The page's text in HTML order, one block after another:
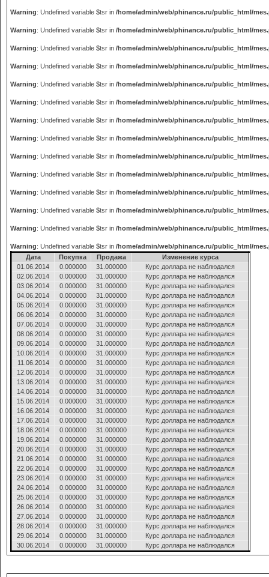
Warning: Undefined variable $tsr in /home/admin/web/phinance.ru/public_html/
Warning: Undefined variable $tsr in /home/admin/web/phinance.ru/public_html/
Warning: Undefined variable $tsr in /home/admin/web/phinance.ru/public_html/
Warning: Undefined variable $tsr in /home/admin/web/phinance.ru/public_html/
Warning: Undefined variable $tsr in /home/admin/web/phinance.ru/public_html/
Warning: Undefined variable $tsr in /home/admin/web/phinance.ru/public_html/
Warning: Undefined variable $tsr in /home/admin/web/phinance.ru/public_html/
Warning: Undefined variable $tsr in /home/admin/web/phinance.ru/public_html/
Warning: Undefined variable $tsr in /home/admin/web/phinance.ru/public_html/
Warning: Undefined variable $tsr in /home/admin/web/phinance.ru/public_html/
Warning: Undefined variable $tsr in /home/admin/web/phinance.ru/public_html/
Warning: Undefined variable $tsr in /home/admin/web/phinance.ru/public_html/
Warning: Undefined variable $tsr in /home/admin/web/phinance.ru/public_html/
Warning: Undefined variable $tsr in /home/admin/web/phinance.ru/public_html/
Дата
Покупка Продажа
Изменение курса
01.06.2014
0.000000 31.000000
Курс доллара не наблюдался
02.06.2014
0.000000 31.000000
Курс доллара не наблюдался
03.06.2014
0.000000 31.000000
Курс доллара не наблюдался
04.06.2014
0.000000 31.000000
Курс доллара не наблюдался
05.06.2014
0.000000 31.000000
Курс доллара не наблюдался
06.06.2014
0.000000 31.000000
Курс доллара не наблюдался
07.06.2014
0.000000 31.000000
Курс доллара не наблюдался
08.06.2014
0.000000 31.000000
Курс доллара не наблюдался
09.06.2014
0.000000 31.000000
Курс доллара не наблюдался
10.06.2014
0.000000 31.000000
Курс доллара не наблюдался
11.06.2014
0.000000 31.000000
Курс доллара не наблюдался
12.06.2014
0.000000 31.000000
Курс доллара не наблюдался
13.06.2014
0.000000 31.000000
Курс доллара не наблюдался
14.06.2014
0.000000 31.000000
Курс доллара не наблюдался
15.06.2014
0.000000 31.000000
Курс доллара не наблюдался
16.06.2014
0.000000 31.000000
Курс доллара не наблюдался
17.06.2014
0.000000 31.000000
Курс доллара не наблюдался
18.06.2014
0.000000 31.000000
Курс доллара не наблюдался
19.06.2014
0.000000 31.000000
Курс доллара не наблюдался
20.06.2014
0.000000 31.000000
Курс доллара не наблюдался
21.06.2014
0.000000 31.000000
Курс доллара не наблюдался
22.06.2014
0.000000 31.000000
Курс доллара не наблюдался
23.06.2014
0.000000 31.000000
Курс доллара не наблюдался
24.06.2014
0.000000 31.000000
Курс доллара не наблюдался
25.06.2014
0.000000 31.000000
Курс доллара не наблюдался
26.06.2014
0.000000 31.000000
Курс доллара не наблюдался
27.06.2014
0.000000 31.000000
Курс доллара не наблюдался
28.06.2014
0.000000 31.000000
Курс доллара не наблюдался
29.06.2014
0.000000 31.000000
Курс доллара не наблюдался
30.06.2014
0.000000 31.000000 Курс доллара не наблюдался